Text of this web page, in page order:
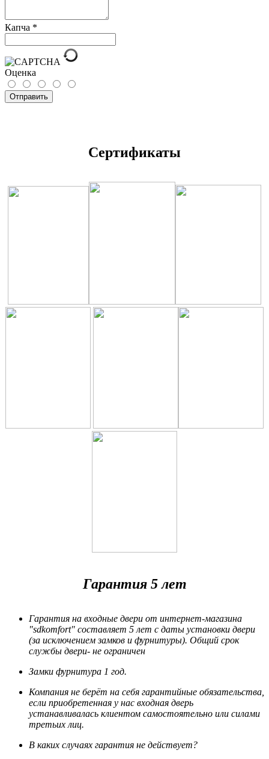
Капча *
Оценка
Отправить
Сертификаты
Гарантия 5 лет
Гарантия на входные двери от интернет-магазина
"sdkomfort" составляет 5 лет с даты установки двери
(за исключением замков и фурнитуры). Общий срок
службы двери- не ограничен
Замки фурнитура 1 год.
Компания не берёт на себя гарантийные обязательства,
если приобретенная у нас входная дверь
устанавливалась клиентом самостоятельно или силами
третьих лиц.
В каких случаях гарантия не действует?